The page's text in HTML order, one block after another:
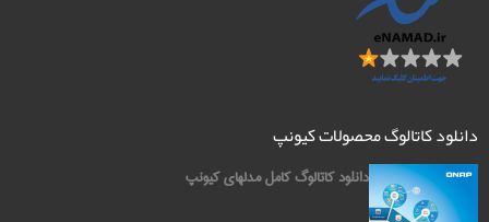
دانلود کاتالوگ محصولات کیونپ
دانلود کاتالوگ کامل مدلهای کیونپ